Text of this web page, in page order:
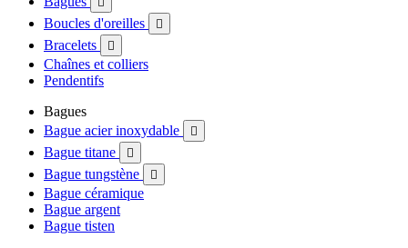
Boucles d'oreilles 
Bracelets 
Chaînes et colliers
Pendentifs
Bagues
Bague acier inoxydable

Bague titane 
Bague tungstène 
Bague céramique
Bague argent
Bague tisten